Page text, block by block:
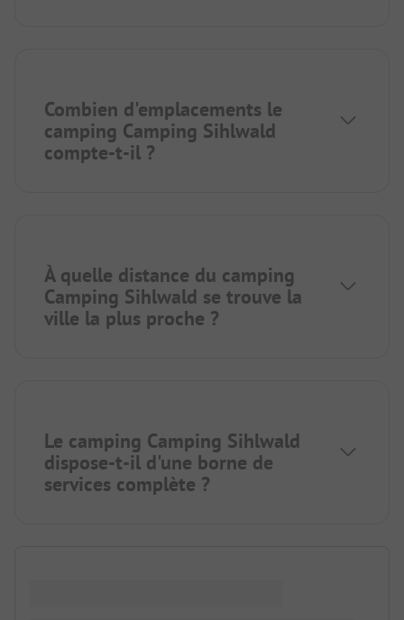
Combien d'emplacements le
camping Camping Sihlwald
compte-t-il ?
À quelle distance du camping
Camping Sihlwald se trouve la
ville la plus proche ?
Le camping Camping Sihlwald
dispose-t-il d'une borne de
services complète ?